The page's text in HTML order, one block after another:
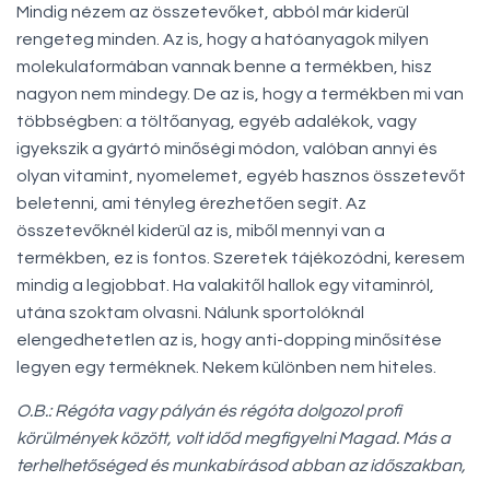
Mindig nézem az összetevőket, abból már kiderül
rengeteg minden. Az is, hogy a hatóanyagok milyen
molekulaformában vannak benne a termékben, hisz
nagyon nem mindegy. De az is, hogy a termékben mi van
többségben: a töltőanyag, egyéb adalékok, vagy
igyekszik a gyártó minőségi módon, valóban annyi és
olyan vitamint, nyomelemet, egyéb hasznos összetevőt
beletenni, ami tényleg érezhetően segít. Az
összetevőknél kiderül az is, miből mennyi van a
termékben, ez is fontos. Szeretek tájékozódni, keresem
mindig a legjobbat. Ha valakitől hallok egy vitaminról,
utána szoktam olvasni. Nálunk sportolóknál
elengedhetetlen az is, hogy anti-dopping minősítése
legyen egy terméknek. Nekem különben nem hiteles.
O.B.: Régóta vagy pályán és régóta dolgozol profi
körülmények között, volt időd megfigyelni Magad. Más a
terhelhetőséged és munkabírásod abban az időszakban,